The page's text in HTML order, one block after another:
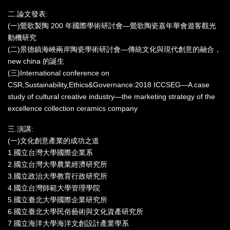
二.論文發表:
(一)鶯歌製陶 200 年國際學術研討會—鶯歌陶瓷嘉年華會遊客觀光
動機研究
(二)景德鎮海峽兩岸陶瓷學術研討會—傳統文化與現代創意的融合，
new china 的誕生
(三)International conference on
CSR,Sustainability,Ethics&Governance:2018 ICCSEG—A case
study of cultural creative industry—the marketing strategy of the
excellence collection ceramics company
三.演講:
(一)文化創意產業的成功之道
1.國立台灣大學國際企業系
2.國立台灣大學農業經濟研究所
3.國立政治大學教育行政研究所
4.國立台灣師範大學管理學院
5.國立臺北大學國際企業研究所
6.國立臺北大學民俗藝術與文化資產研究所
7.國立海洋大學海洋文創設計產業學系